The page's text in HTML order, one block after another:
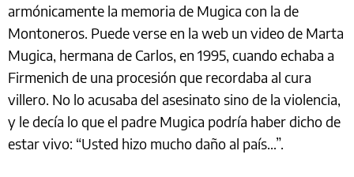
armónicamente la memoria de Mugica con la de
Montoneros. Puede verse en la web un video de Marta
Mugica, hermana de Carlos, en 1995, cuando echaba a
Firmenich de una procesión que recordaba al cura
villero. No lo acusaba del asesinato sino de la violencia,
y le decía lo que el padre Mugica podría haber dicho de
estar vivo: “Usted hizo mucho daño al país…”.